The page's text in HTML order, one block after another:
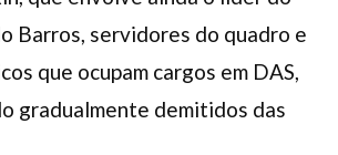
Barros, servidores do quadro e
que ocupam cargos em DAS,
gradualmente demitidos das